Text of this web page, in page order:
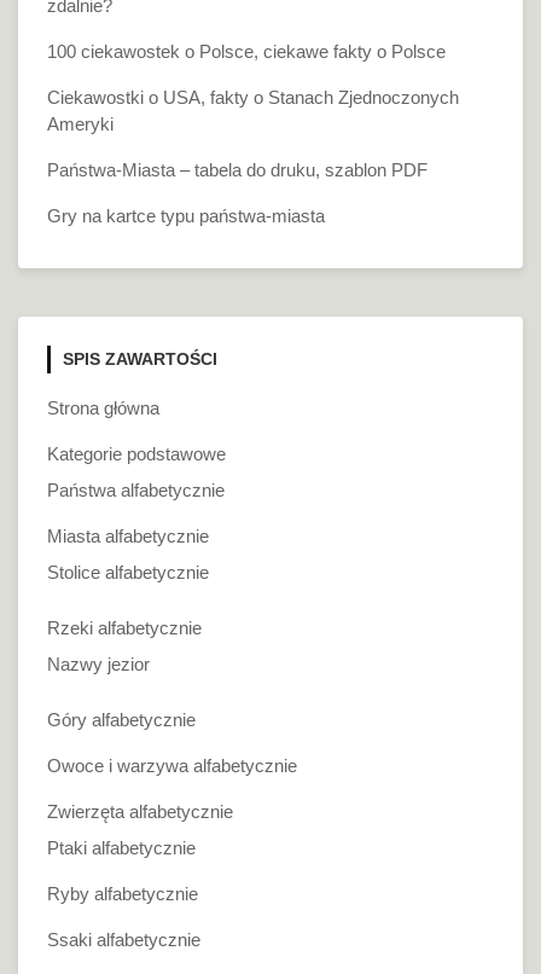
zdalnie?
100 ciekawostek o Polsce, ciekawe fakty o Polsce
Ciekawostki o USA, fakty o Stanach Zjednoczonych
Ameryki
Państwa-Miasta – tabela do druku, szablon PDF
Gry na kartce typu państwa-miasta
SPIS ZAWARTOŚCI
Strona główna
Kategorie podstawowe
Państwa alfabetycznie
Miasta alfabetycznie
Stolice alfabetycznie
Rzeki alfabetycznie
Nazwy jezior
Góry alfabetycznie
Owoce i warzywa alfabetycznie
Zwierzęta alfabetycznie
Ptaki alfabetycznie
Ryby alfabetycznie
Ssaki alfabetycznie